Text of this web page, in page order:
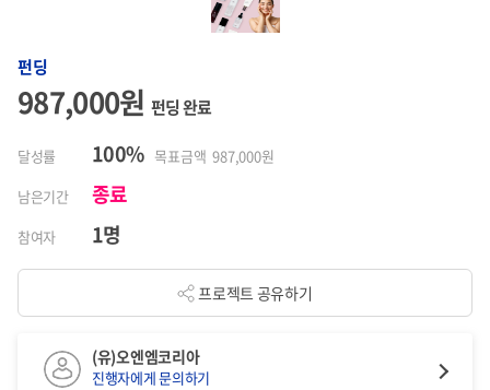
펀딩
987,000원 펀딩 완료
달성률 100% 목표금액 987,000원
남은기간
종료
참여자 1명
프로젝트 공유하기
(유)오엔엠코리아
진행자에게 문의하기